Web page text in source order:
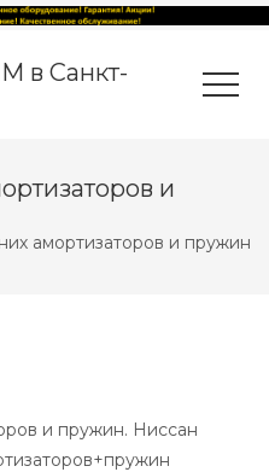
в Санкт-
и
амортизаторов и пружин
и пружин. Ниссан